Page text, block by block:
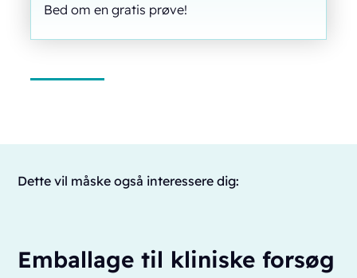
Bed om en gratis prøve!
Dette vil måske også interessere dig:
Emballage til kliniske forsøg